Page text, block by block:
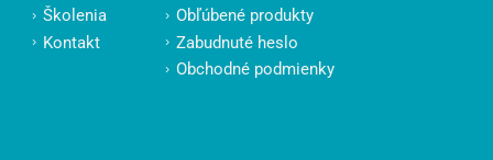
Školenia
Kontakt
Obľúbené produkty
Zabudnuté heslo
Obchodné podmienky